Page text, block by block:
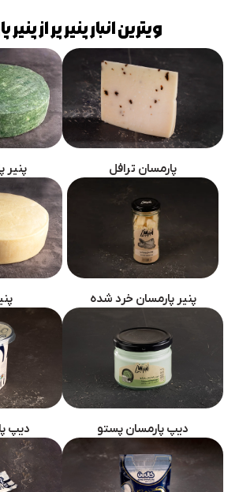
ویترین انبار پنیر پر از پنیر
پارمسان ترافل پنیر
پنیر پارمسان خرد شده
دیپ پارمسان پستو دیپ